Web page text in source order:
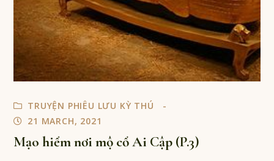
TRUYỆN PHIÊU LƯU KỲ THÚ
21 MARCH, 2021
Mạo hiểm nơi mộ cổ Ai Cập (P.3)